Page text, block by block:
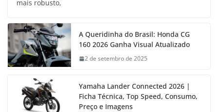
mais robusto,
A Queridinha do Brasil: Honda CG
160 2026 Ganha Visual Atualizado
2 de setembro de 2025
Yamaha Lander Connected 2026 |
Ficha Técnica, Top Speed, Consumo,
Preço e Imagens